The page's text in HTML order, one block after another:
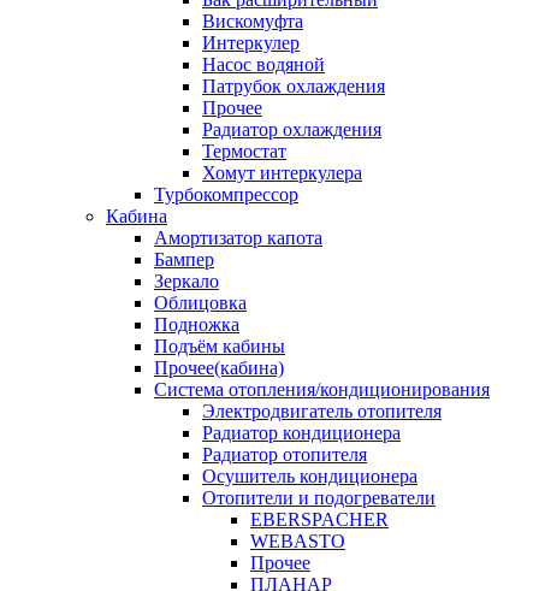
Вискомуфта
Интеркулер
Насос водяной
Патрубок охлаждения
Прочее
Радиатор охлаждения
Термостат
Хомут интеркулера
Турбокомпрессор
Кабина
Амортизатор капота
Бампер
Зеркало
Облицовка
Подножка
Подъём кабины
Прочее(кабина)
Система отопления/кондиционирования
Электродвигатель отопителя
Радиатор кондиционера
Радиатор отопителя
Осушитель кондиционера
Отопители и подогреватели
EBERSPACHER
WEBASTO
Прочее
ПЛАНАР